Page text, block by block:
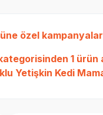
özel kampanyalar
1 ürün
Yetişkin Kedi